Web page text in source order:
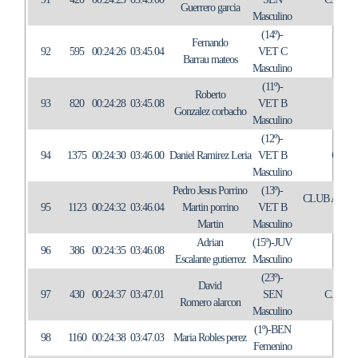
Guerrero garcia
Masculino
92 595 00:24:26 03:45.04
Fernando
Barrau mateos
(14º)-
VET C
Masculino
93 820 00:24:28 03:45.08
Roberto
Gonzalez corbacho
(11º)-
VET B
Masculino
94 1375 00:24:30 03:46.00 Daniel Ramirez Leria
(12º)-
VET B
Masculino
C.T.
95 1123 00:24:32 03:46.04
Pedro Jesus Porrino
Martin porrino
Martin
(13º)-
VET B
Masculino
CLUB
96 386 00:24:35 03:46.08
Adrian
Escalante gutierrez
(15º)-JUV
Masculino
97 430 00:24:37 03:47.01
David
Romero alarcon
(23º)-
SEN
Masculino
C.T.
98 1160 00:24:38 03:47.03 Maria Robles perez
(1º)-BEN
Femenino